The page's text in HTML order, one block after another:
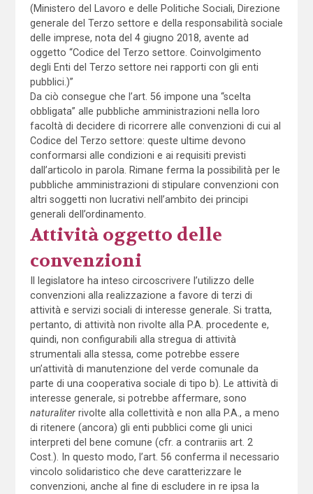
(Ministero del Lavoro e delle Politiche Sociali, Direzione
generale del Terzo settore e della responsabilità sociale
delle imprese, nota del 4 giugno 2018, avente ad
oggetto “Codice del Terzo settore. Coinvolgimento
degli Enti del Terzo settore nei rapporti con gli enti
pubblici.)”
Da ciò consegue che l’art. 56 impone una “scelta
obbligata” alle pubbliche amministrazioni nella loro
facoltà di decidere di ricorrere alle convenzioni di cui al
Codice del Terzo settore: queste ultime devono
conformarsi alle condizioni e ai requisiti previsti
dall’articolo in parola. Rimane ferma la possibilità per le
pubbliche amministrazioni di stipulare convenzioni con
altri soggetti non lucrativi nell’ambito dei principi
generali dell’ordinamento.
Attività oggetto delle
convenzioni
Il legislatore ha inteso circoscrivere l’utilizzo delle
convenzioni alla realizzazione a favore di terzi di
attività e servizi sociali di interesse generale. Si tratta,
pertanto, di attività non rivolte alla P.A. procedente e,
quindi, non configurabili alla stregua di attività
strumentali alla stessa, come potrebbe essere
un’attività di manutenzione del verde comunale da
parte di una cooperativa sociale di tipo b). Le attività di
interesse generale, si potrebbe affermare, sono
naturaliterrivolte alla collettività e non alla P.A., a meno
di ritenere (ancora) gli enti pubblici come gli unici
interpreti del bene comune (cfr. a contrariis art. 2
Cost.). In questo modo, l’art. 56 conferma il necessario
vincolo solidaristico che deve caratterizzare le
convenzioni, anche al fine di escludere in re ipsa la